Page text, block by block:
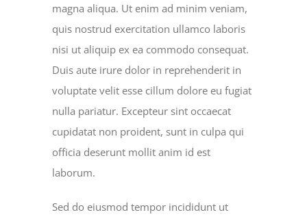
magna aliqua. Ut enim ad minim veniam,
quis nostrud exercitation ullamco laboris
nisi ut aliquip ex ea commodo consequat.
Duis aute irure dolor in reprehenderit in
voluptate velit esse cillum dolore eu fugiat
nulla pariatur. Excepteur sint occaecat
cupidatat non proident, sunt in culpa qui
officia deserunt mollit anim id est
laborum.
Sed do eiusmod tempor incididunt ut